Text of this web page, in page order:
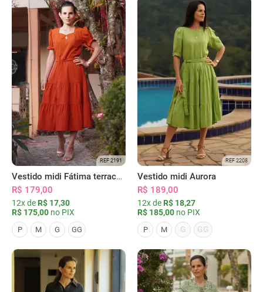
REF 2191
Vestido midi Fátima terracota
R$ 179,00
12x de R$ 17,30
R$ 175,00 no PIX
P M G GG
REF 2208
Vestido midi Aurora
R$ 189,00
12x de R$ 18,27
R$ 185,00 no PIX
P M G GG